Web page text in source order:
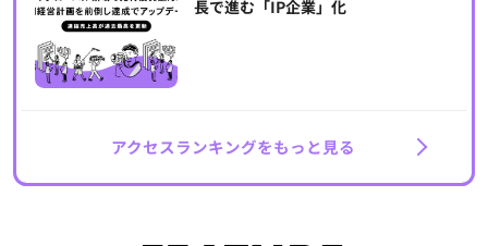
長で進む「IP企業」化
アクセスランキングをもっと見る